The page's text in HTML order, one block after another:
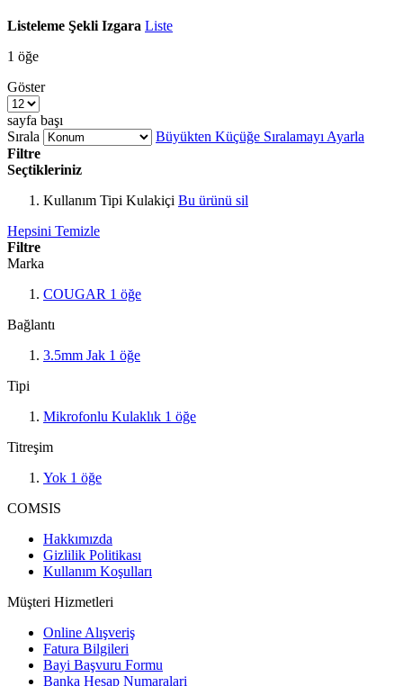
Listeleme Şekli Izgara Liste
1 öğe
Göster
sayfa başı
Sırala
Büyükten Küçüğe Sıralamayı Ayarla
Filtre
Seçtikleriniz
Kullanım Tipi Kulakiçi Bu ürünü sil
Hepsini Temizle
Filtre
Marka
COUGAR 1 öğe
Bağlantı
3.5mm Jak 1 öğe
Tipi
Mikrofonlu Kulaklık 1 öğe
Titreşim
Yok 1 öğe
COMSIS
Hakkımızda
Gizlilik Politikası
Kullanım Koşulları
Müşteri Hizmetleri
Online Alışveriş
Fatura Bilgileri
Bayi Başvuru Formu
Banka Hesap Numaralari